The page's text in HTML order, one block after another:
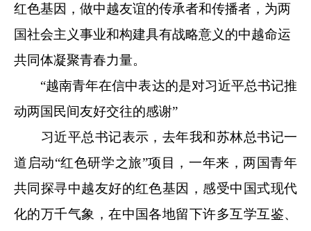
红色基因，做中越友谊的传承者和传播者，为两
国社会主义事业和构建具有战略意义的中越命运
共同体凝聚青春力量。
“越南青年在信中表达的是对习近平总书记推
动两国民间友好交往的感谢”
习近平总书记表示，去年我和苏林总书记一
道启动“红色研学之旅”项目，一年来，两国青年
共同探寻中越友好的红色基因，感受中国式现代
化的万千气象，在中国各地留下许多互学互鉴、